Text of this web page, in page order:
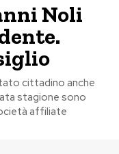
Noli
cittadino anche
stagione sono
affiliate